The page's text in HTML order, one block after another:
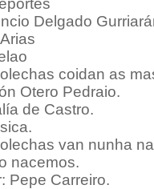
Delgado
coidan as
Otero Pedraio.
de Castro.
van nunha
nacemos.
Pepe Carreiro.